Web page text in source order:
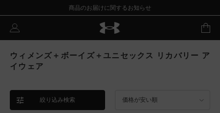
商品のお届けに関するお知らせ
ウィメンズ＋ボーイズ＋ユニセックス リカバリー ア
イウェア
絞り込み検索 価格が安い順